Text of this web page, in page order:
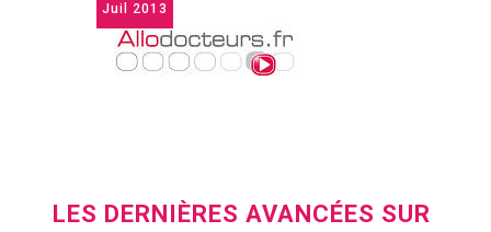
Juil 2013
LES DERNIÈRES AVANCÉES SUR